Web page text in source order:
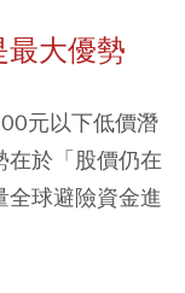
最大優勢
元以下低價潛
在於「股價仍在
球避險資金進